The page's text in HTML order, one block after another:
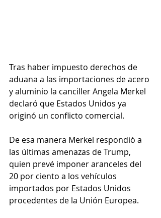
Tras haber impuesto derechos de
aduana a las importaciones de acero
y aluminio la canciller Angela Merkel
declaró que Estados Unidos ya
originó un conflicto comercial.
De esa manera Merkel respondió a
las últimas amenazas de Trump,
quien prevé imponer aranceles del
20 por ciento a los vehículos
importados por Estados Unidos
procedentes de la Unión Europea.